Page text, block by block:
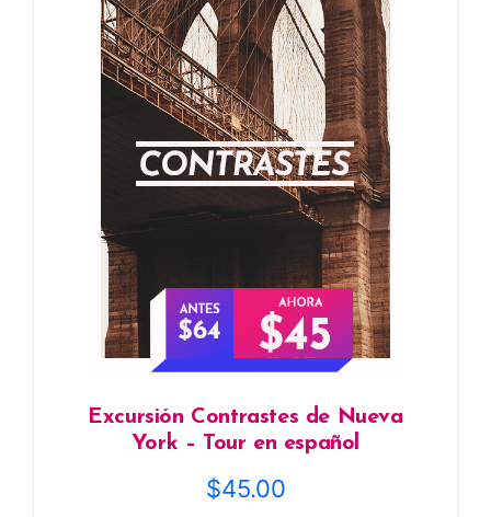
Excursión Contrastes de Nueva
York – Tour en español
$45.00